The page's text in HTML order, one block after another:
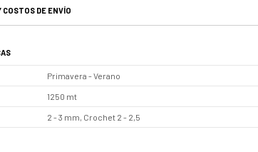
COSTOS DE ENVÍO
Primavera - Verano
1250 mt
2 - 3 mm, Crochet 2 - 2,5